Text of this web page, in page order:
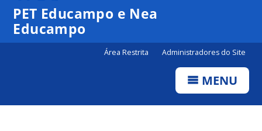
PET Educampo e Nea
Educampo
Área Restrita Administradores do Site
MENU